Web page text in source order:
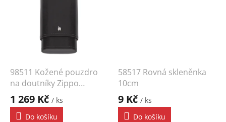
98511 Kožené pouzdro
na doutníky Zippo
Signature
1 269 Kč / ks
Do košíku
58517 Rovná skleněnka
10cm
9 Kč / ks
Do košíku